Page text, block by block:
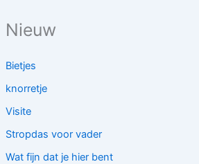
Nieuw
Bietjes
knorretje
Visite
Stropdas voor vader
Wat fijn dat je hier bent